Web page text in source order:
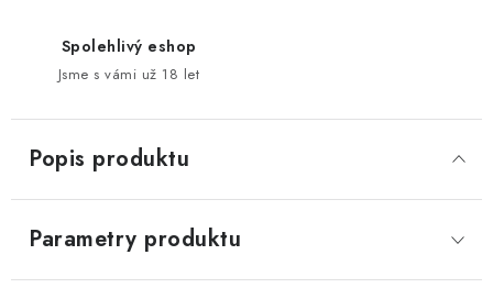
Spolehlivý eshop
Jsme s vámi už 18 let
Popis produktu
Parametry produktu